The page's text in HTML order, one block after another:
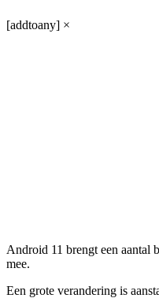
[addtoany] ×
Android 11 brengt een aantal
mee.
Een grote verandering is